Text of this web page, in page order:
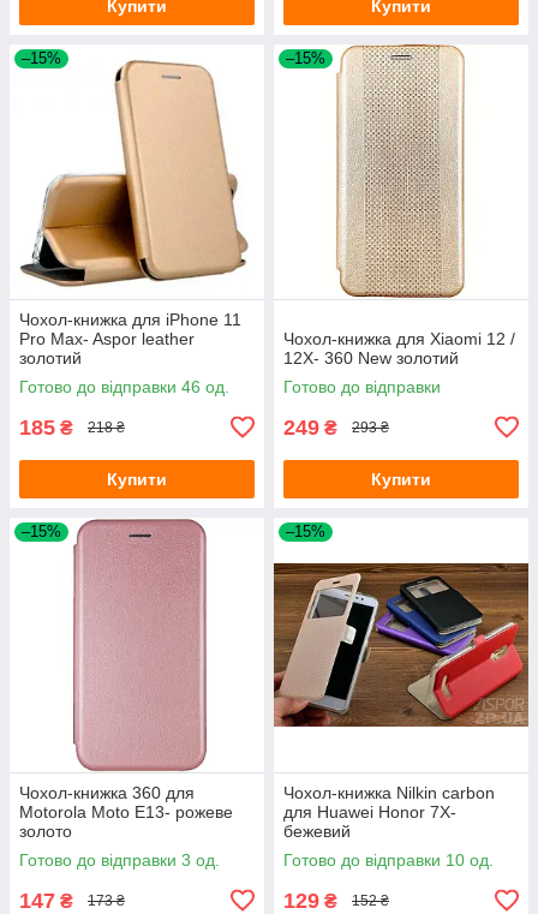
Купити Купити
–15%
Чохол-книжка для iPhone 11
Pro Max- Aspor leather
золотий
Готово до відправки 46 од.
185 ₴ 218 ₴
Купити
–15%
Чохол-книжка для Xiaomi 12 /
12X- 360 New золотий
Готово до відправки
249 ₴ 293 ₴
Купити
–15%
Чохол-книжка 360 для
Motorola Moto E13- рожеве
золото
Готово до відправки 3 од.
147 ₴ 173 ₴
–15%
Чохол-книжка Nilkin carbon
для Huawei Honor 7X-
бежевий
Готово до відправки 10 од.
129 ₴ 152 ₴